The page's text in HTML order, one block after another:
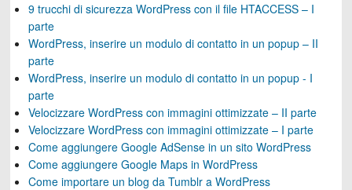
9 trucchi di sicurezza WordPress con il file HTACCESS – I
parte
WordPress, inserire un modulo di contatto in un popup – II
parte
WordPress, inserire un modulo di contatto in un popup - I
parte
Velocizzare WordPress con immagini ottimizzate – II parte
Velocizzare WordPress con immagini ottimizzate – I parte
Come aggiungere Google AdSense in un sito WordPress
Come aggiungere Google Maps in WordPress
Come importare un blog da Tumblr a WordPress